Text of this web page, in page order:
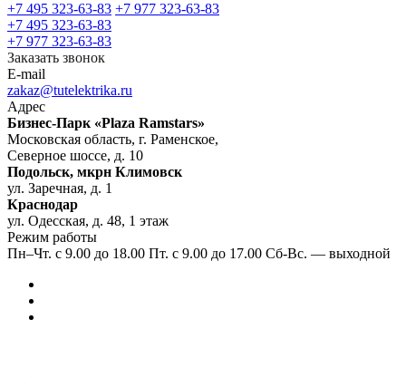
+7 495 323-63-83 +7 977 323-63-83
+7 495 323-63-83
+7 977 323-63-83
Заказать звонок
E-mail
zakaz@tutelektrika.ru
Адрес
Бизнес-Парк «Plaza Ramstars»
Московская область, г. Раменское,
Северное шоссе, д. 10
Подольск, мкрн Климовск
ул. Заречная, д. 1
Краснодар
ул. Одесская, д. 48, 1 этаж
Режим работы
Пн–Чт. с 9.00 до 18.00 Пт. с 9.00 до 17.00 Сб-Вс. — выходной